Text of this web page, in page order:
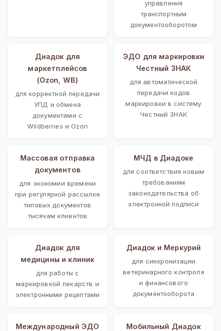
управления
транспортным
документооборотом
Диадок для
маркетплейсов
(Ozon, WB)
для корректной передачи
УПД и обмена
документами с
Wildberries и Ozon
ЭДО для маркировки
Честный ЗНАК
для автоматической
передачи кодов
маркировки в систему
Честный ЗНАК
Массовая отправка
документов
для экономии времени
при регулярной рассылке
типовых документов
тысячам клиентов
МЧД в Диадоке
для соответствия новым
требованиям
законодательства об
электронной подписи
Диадок для
медицины и клиник
для работы с
маркировкой лекарств и
электронными рецептами
Диадок и Меркурий
для синхронизации
ветеринарного контроля
и финансового
документооборота
Международный ЭДО Мобильный Диадок